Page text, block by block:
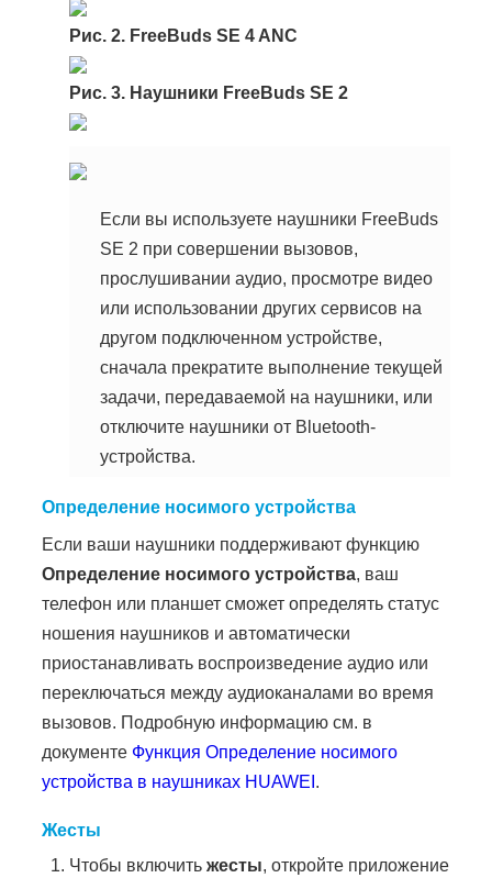
Рис. 2. FreeBuds SE 4 ANC
Рис. 3. Наушники FreeBuds SE 2
Если вы используете наушники FreeBuds
SE 2 при совершении вызовов,
прослушивании аудио, просмотре видео
или использовании других сервисов на
другом подключенном устройстве,
сначала прекратите выполнение текущей
задачи, передаваемой на наушники, или
отключите наушники от Bluetooth-
устройства.
Определение носимого устройства
Если ваши наушники поддерживают функцию
Определение носимого устройства, ваш
телефон или планшет сможет определять статус
ношения наушников и автоматически
приостанавливать воспроизведение аудио или
переключаться между аудиоканалами во время
вызовов. Подробную информацию см. в
документе Функция Определение носимого
устройства в наушниках HUAWEI .
Жесты
Чтобы включитьжесты, откройте приложение